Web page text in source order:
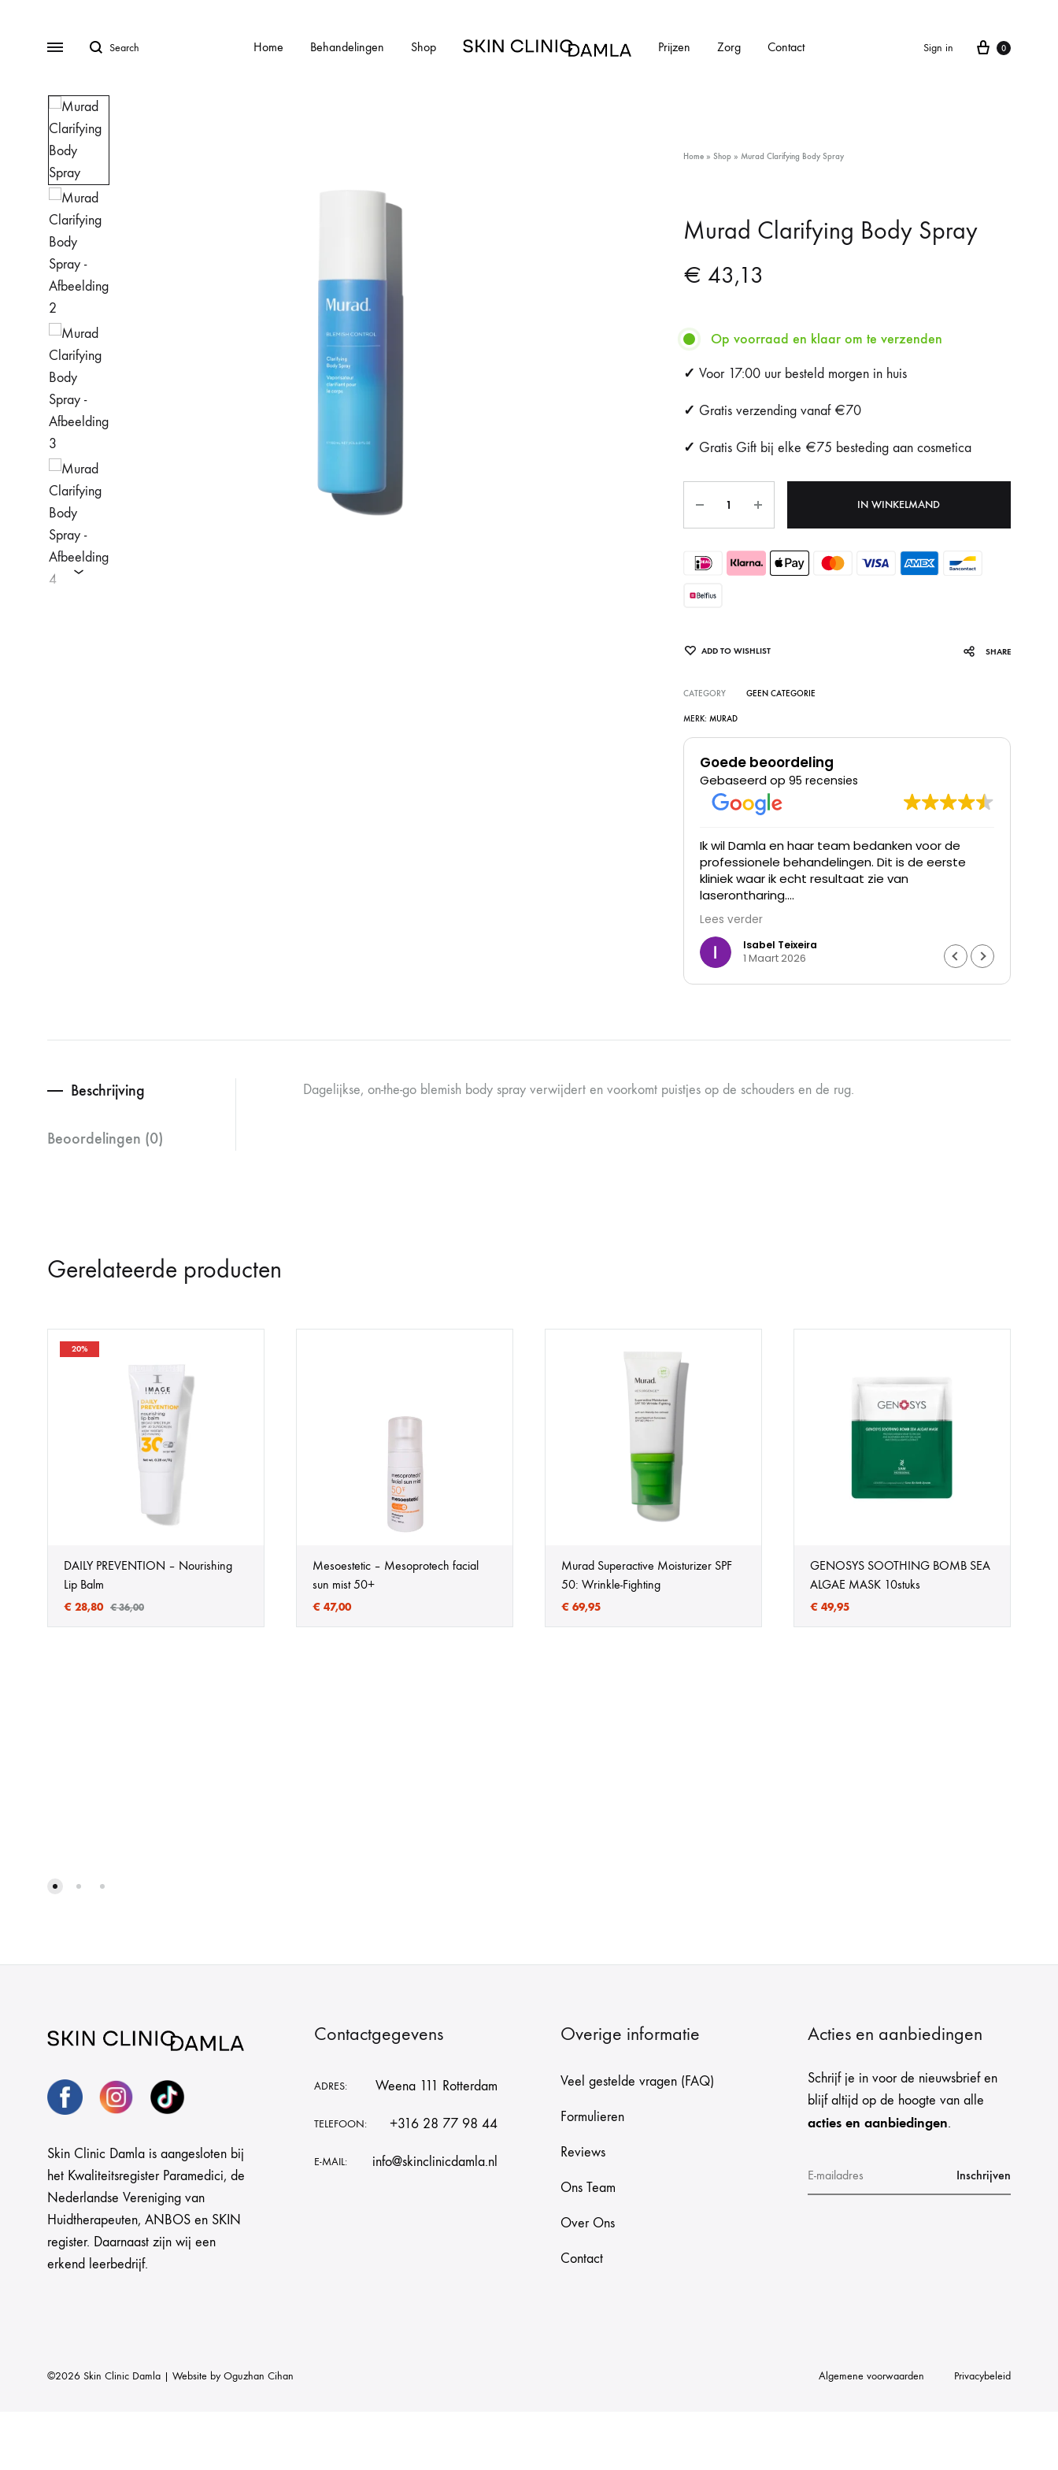
MenuSearch Home Behandelingen
BEHANDELINGEN
Alle behandelingen
Acnebehandeling
Acnelan behandeling
Chemische peelings
Cosmelan behandeling
Couperose
Dermamelan behandeling
Droge huid behandeling
Fotona Fractionele Laser
Hoofdhuidbehandeling
Littekens
Pigmentvlekken
Relax behandeling
Rug behandeling
SmoothLips
Carbonlaser
Eve M huidscan (Meitu huidscan)
Fotona Dynamis NX
Gentle Max Pro
Hydrafacial Syndeo
LPG Endermologie
Tixel
Shop Prijzen Zorg Contact Sign in Cart
0
Home» Shop» Murad Clarifying Body Spray
Murad Clarifying Body Spray
€ 43,13
Op voorraad en klaar om te verzenden
✓ Voor 17:00 uur besteld morgen in huis
✓ Gratis verzending vanaf €70
✓ Gratis Gift bij elke €75 besteding aan cosmetica
IN WINKELMAND
ADD TO WISHLIST SHARE
CATEGORY GEEN CATEGORIE
MERK: MURAD
Goede beoordeling
Gebaseerd op 95 recensies
Ik wil Damla en haar team bedanken voor de
professionele behandelingen. Dit is de eerste
kliniek waar ik echt resultaat zie van
laserontharing.
De haargroei is duidelijk verminderd en mijn huid
voelt gladder aan. Ik ben ontzettend blij met het
resultaat en de goede begeleiding. Echt een
Lees verder
Isabel Teixeira
1 Maart 2026
Beschrijving
Beoordelingen (0)
Dagelijkse, on-the-go blemish body spray verwijdert en voorkomt puistjes op de schouders en de rug.
Gerelateerde producten
20%
DAILY PREVENTION – Nourishing
Lip Balm
€ 28,80 €36,00
Mesoestetic – Mesoprotech facial
sun mist 50+
€ 47,00
Murad Superactive Moisturizer SPF
50: Wrinkle-Fighting
€ 69,95
GENOSYS SOOTHING BOMB SEA
ALGAE MASK 10stuks
€ 49,95
Skin Clinic Damla is aangesloten bij
het Kwaliteitsregister Paramedici, de
Nederlandse Vereniging van
Huidtherapeuten, ANBOS en SKIN
register. Daarnaast zijn wij een
erkend leerbedrijf.
Contactgegevens
ADRES: Weena 111 Rotterdam
TELEFOON: +316 28 77 98 44
E-MAIL: info@skinclinicdamla.nl
Overige informatie
Veel gestelde vragen (FAQ)
Formulieren
Reviews
Ons Team
Over Ons
Contact
Acties en aanbiedingen
Schrijf je in voor de nieuwsbrief en
blijf altijd op de hoogte van alle
acties en aanbiedingen.
©2026 Skin Clinic Damla | Website byOguzhan Cihan Algemene voorwaarden Privacybeleid